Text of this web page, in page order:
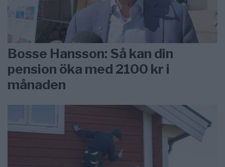
Bosse Hansson: Så kan din
pension öka med 2100 kr i
månaden